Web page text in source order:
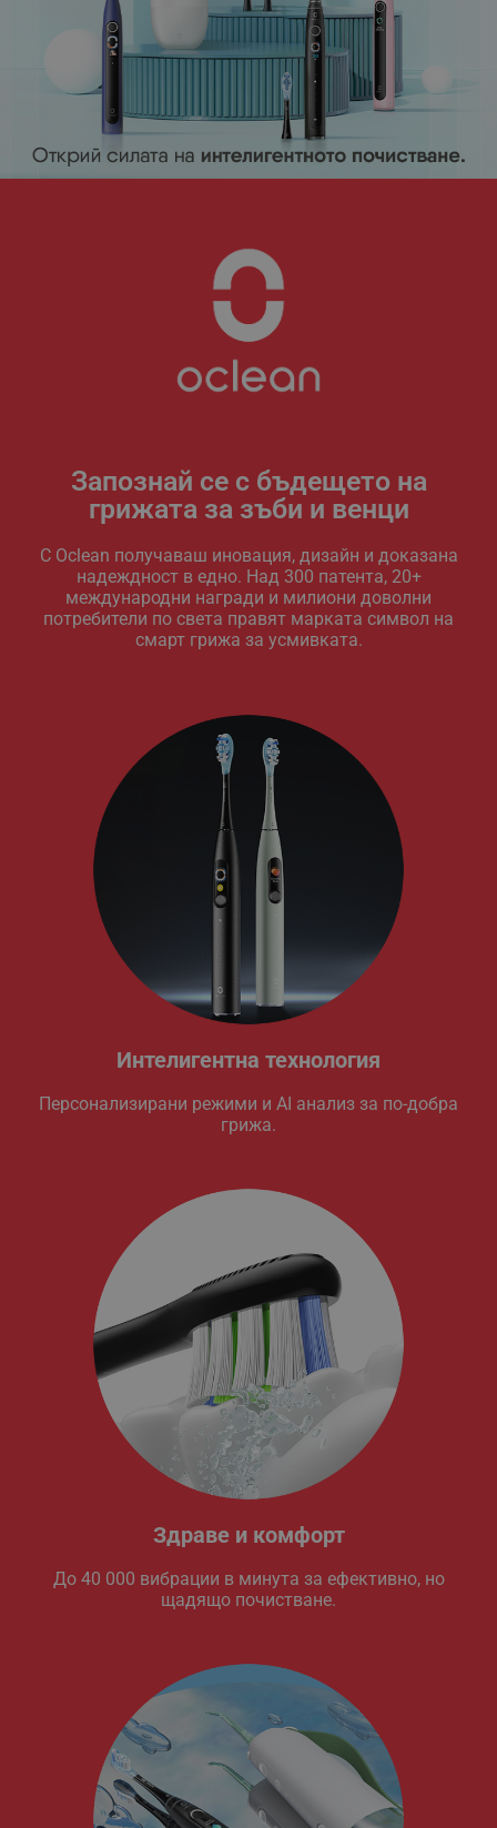
Запознай се с бъдещето на
грижата за зъби и венци
С Oclean получаваш иновация, дизайн и доказана
надеждност в едно. Над 300 патента, 20+
международни награди и милиони доволни
потребители по света правят марката символ на
смарт грижа за усмивката.
Интелигентна технология
Персонализирани режими и AI анализ за по-добра
грижа.
Здраве и комфорт
До 40 000 вибрации в минута за ефективно, но
щадящо почистване.